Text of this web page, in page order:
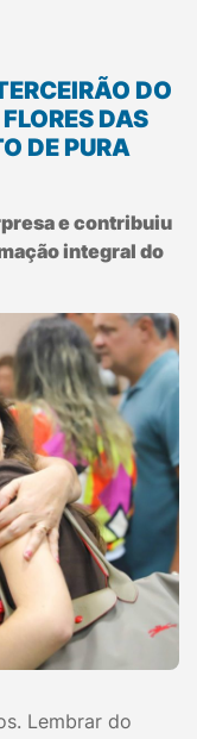
DO
DAS
DE PURA
e contribuiu
integral do
Lembrar do